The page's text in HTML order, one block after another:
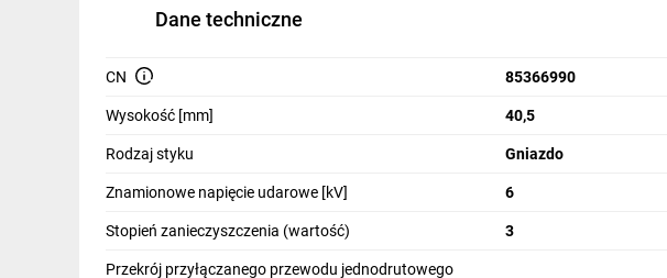
Dom i ogród
Odzież ochronna i BHP
Inne
Dane techniczne
CN 85366990
Wysokość [mm] 40,5
Rodzaj styku Gniazdo
Znamionowe napięcie udarowe [kV] 6
Stopień zanieczyszczenia (wartość) 3
Przekrój przyłączanego przewodu jednodrutowego